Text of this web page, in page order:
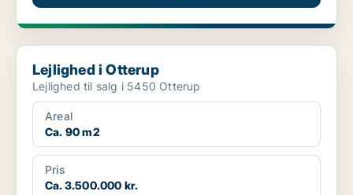
Lejlighed i Otterup
Lejlighed i Otterup
Lejlighed til salg i 5450 Otterup
Areal
Ca. 90 m2
Pris
Ca. 3.500.000 kr.